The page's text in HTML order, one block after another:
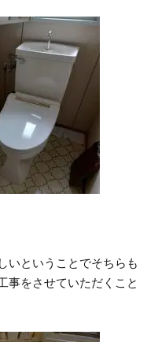
いということでそちらも
事をさせていただくこと